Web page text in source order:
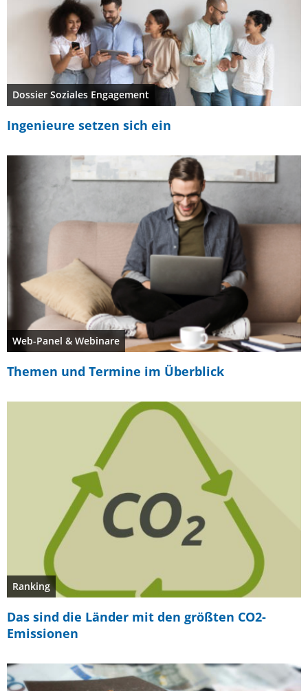
Dossier Soziales Engagement
Ingenieure setzen sich ein
Web-Panel & Webinare
Themen und Termine im Überblick
Ranking
Das sind die Länder mit den größten CO2-
Emissionen